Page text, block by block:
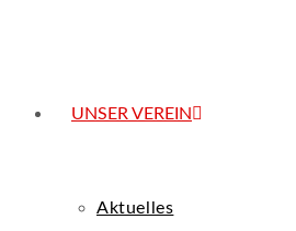
UNSER VEREIN
Aktuelles